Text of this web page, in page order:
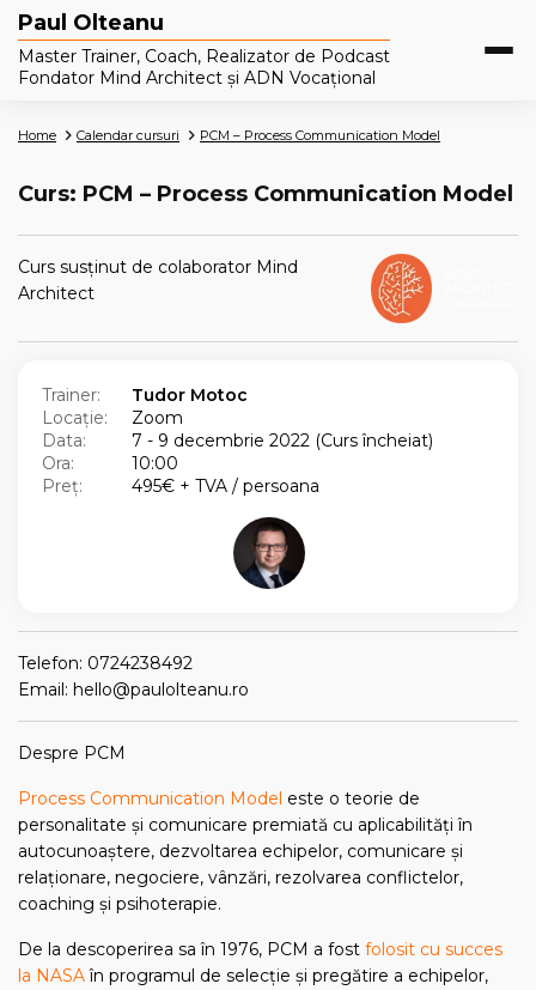
Paul Olteanu
Master Trainer, Coach, Realizator de Podcast
Fondator Mind Architect și ADN Vocațional
Home Calendar cursuri PCM – Process Communication Model
Curs: PCM – Process Communication Model
Curs susținut de colaborator Mind
Architect
Trainer:
Tudor Motoc
Locație:
Zoom
Data:
7 - 9 decembrie 2022 (Curs încheiat)
Ora:
10:00
Preț:
495€ + TVA / persoana
Telefon: 0724238492
Email: hello@paulolteanu.ro
Despre PCM
Process Communication Model este o teorie de
personalitate și comunicare premiată cu aplicabilități în
autocunoaștere, dezvoltarea echipelor, comunicare și
relaționare, negociere, vânzări, rezolvarea conflictelor,
coaching și psihoterapie.
De la descoperirea sa în 1976, PCM a fost folosit cu succes
la NASAîn programul de selecție și pregătire a echipelor,